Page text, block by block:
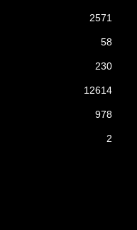
2571
58
230
12614
978
2